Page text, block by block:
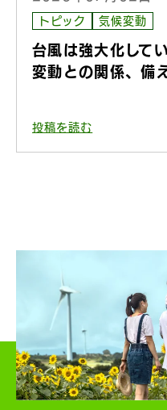
トピック 気候変動
台風は強大化して
変動との関係、備
投稿を読む